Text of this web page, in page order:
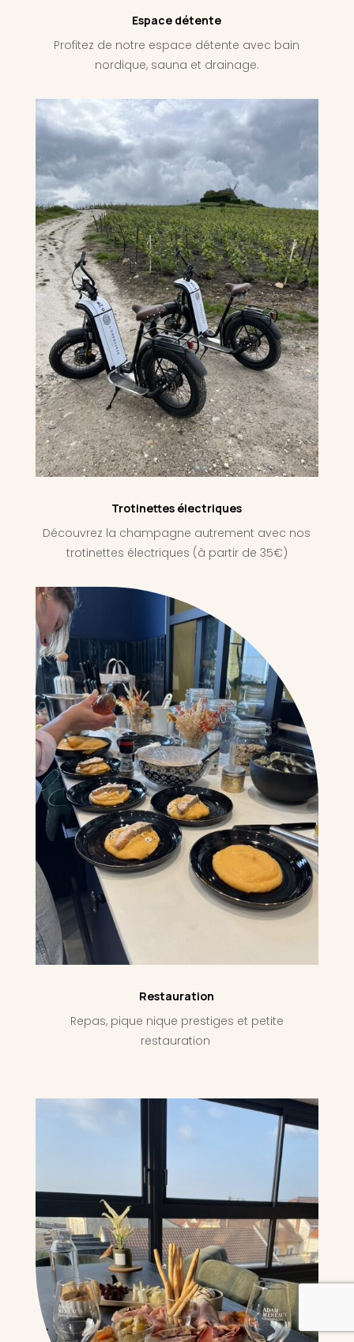
Espace détente
Profitez de notre espace détente avec bain
nordique, sauna et drainage.
Trotinettes électriques
Découvrez la champagne autrement avec nos
trotinettes électriques (à partir de 35€)
Restauration
Repas, pique nique prestiges et petite
restauration